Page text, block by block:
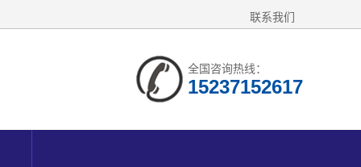
联系我们
全国咨询热线：
15237152617